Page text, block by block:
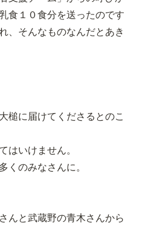
食１０食分を送ったのです
、そんなものなんだとあき
槌に届けてくださるとのこ
はいけません。
くのみなさんに。
んと武蔵野の青木さんから